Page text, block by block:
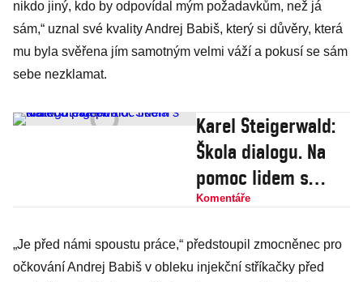
nikdo jiný, kdo by odpovídal mým požadavkům, než já
sám,“ uznal své kvality Andrej Babiš, který si důvěry, která
mu byla svěřena jím samotným velmi váží a pokusí se sám
sebe nezklamat.
Karel Steigerwald:
Škola dialogu. Na
pomoc lidem s
krátkou pamětí
Komentáře
„Je před námi spoustu práce,“ předstoupil zmocněnec pro
očkování Andrej Babiš v obleku injekční stříkačky před